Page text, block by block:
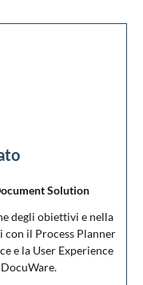
Solution
degli obiettivi e nella
il Process Planner
e la User Experience